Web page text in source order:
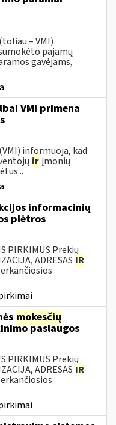
– VMI)
pajamų
gavėjams,
VMI primena
informuoja, kad
ir įmonių
informacinių
plėtros
PIRKIMUS Prekių
ADRESAS IR
mokesčių
paslaugos
PIRKIMUS Prekių
ADRESAS IR